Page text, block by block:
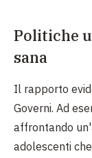
Politiche
sana
Il rapporto
Governi. Ad
affrontando
adolescenti